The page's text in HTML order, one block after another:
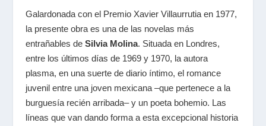
Galardonada con el Premio Xavier Villaurrutia en 1977,
la presente obra es una de las novelas más
entrañables de Silvia Molina. Situada en Londres,
entre los últimos días de 1969 y 1970, la autora
plasma, en una suerte de diario íntimo, el romance
juvenil entre una joven mexicana –que pertenece a la
burguesía recién arribada– y un poeta bohemio. Las
líneas que van dando forma a esta excepcional historia